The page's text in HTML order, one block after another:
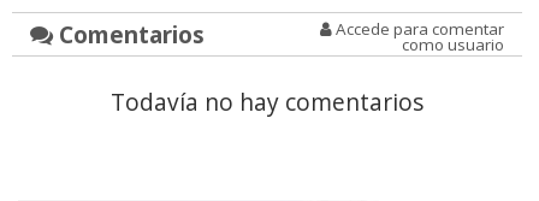
Comentarios Accede para comentar
como usuario
Todavía no hay comentarios